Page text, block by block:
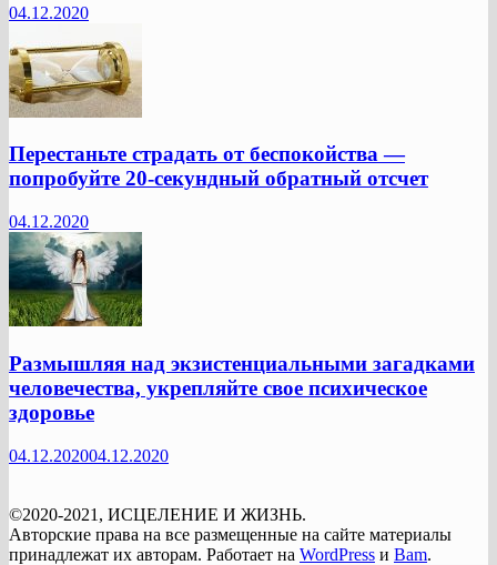
04.12.2020
Перестаньте страдать от беспокойства —
попробуйте 20-секундный обратный отсчет
04.12.2020
Размышляя над экзистенциальными загадками
человечества, укрепляйте свое психическое
здоровье
04.12.202004.12.2020
©2020-2021, ИСЦЕЛЕНИЕ И ЖИЗНЬ.
Авторские права на все размещенные на сайте материалы
принадлежат их авторам. Работает на WordPress и Bam.